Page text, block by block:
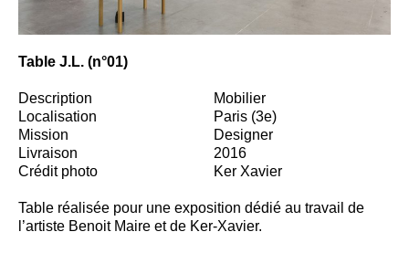
Table J.L. (n°01)
Description
Mobilier
Localisation
Paris (3e)
Mission
Designer
Livraison
2016
Crédit photo
Ker Xavier
Table réalisée pour une exposition dédié au travail de
l’artiste Benoit Maire et de Ker-Xavier.